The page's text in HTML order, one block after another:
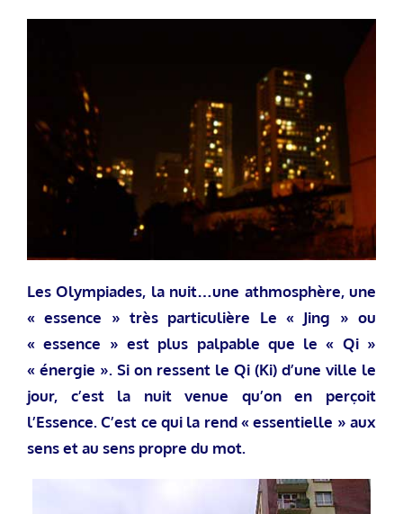
Les Olympiades, la nuit…une athmosphère, une
« essence » très particulière Le « Jing » ou
« essence » est plus palpable que le « Qi »
« énergie ». Si on ressent le Qi (Ki) d’une ville le
jour, c’est la nuit venue qu’on en perçoit
l’Essence. C’est ce qui la rend « essentielle » aux
sens et au sens propre du mot.